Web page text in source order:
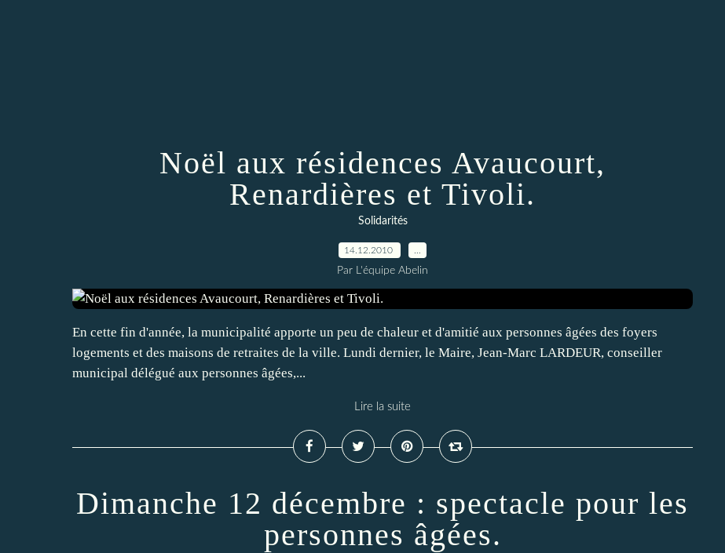
Noël aux résidences Avaucourt,
Renardières et Tivoli.
Solidarités
14.12.2010
Par L'équipe Abelin
En cette fin d'année, la municipalité apporte un peu de chaleur et d'amitié aux personnes âgées des foyers
logements et des maisons de retraites de la ville. Lundi dernier, le Maire, Jean-Marc LARDEUR, conseiller
municipal délégué aux personnes âgées,...
Lire la suite
Dimanche 12 décembre : spectacle pour les
personnes âgées.